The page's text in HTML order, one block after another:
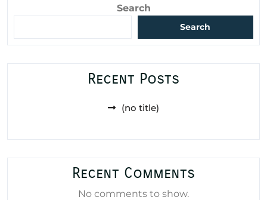
Search
Search
Recent Posts
(no title)
Recent Comments
No comments to show.